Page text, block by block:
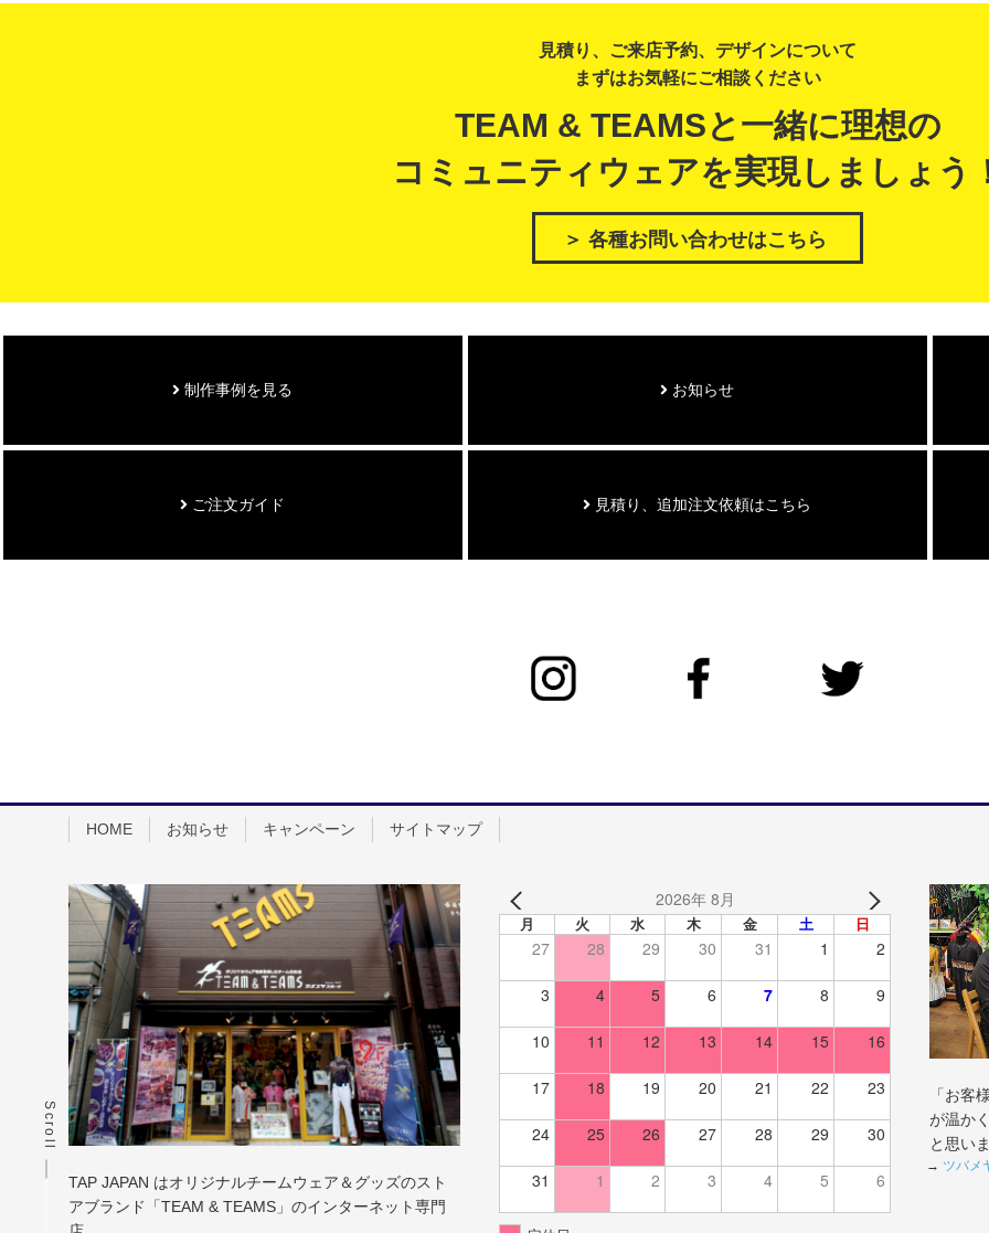
Scroll
見積り、ご来店予約、デザインについて
まずはお気軽にご相談ください
TEAM & TEAMSと一緒に理想の
コミュニティウェアを実現しましょう
＞ 各種お問い合わせはこちら
制作事例を見る お知らせ
ご注文ガイド 見積り、追加注文依頼はこちら
HOME お知らせ キャンペーン サイトマップ
TAP JAPAN はオリジナルチームウェア＆グッズのスト
アブランド「TEAM & TEAMS」のインターネット専門
2026年 8月
月 火 水 木 金 土 日
27 28 29 30 31 1 2
3 4 5 6 7 8 9
10 11 12 13 14 15 16
17 18 19 20 21 22 23
24 25 26 27 28 29 30
31 1 2 3 4 5 6
「お客
が温か
と思い
→ ツバメ